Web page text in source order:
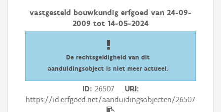
Aanmelden
vastgesteld bouwkundig erfgoed van 24-09-
2009 tot 14-05-2024
De rechtsgeldigheid van dit
aanduidingsobject is niet meer actueel.
ID 26507
URI
https://id.erfgoed.net/aanduidingsobjecten/26507